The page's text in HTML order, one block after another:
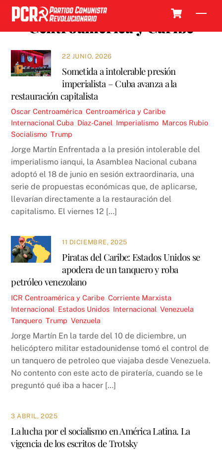
Skip
contentCentroamérica y Caribe
22 JUNIO, 2026
Sometida a intolerable presión
imperialista – Cuba avanza a la
restauración capitalista
Oscar Centroamérica ,Centroamérica y Caribe
Internacional Cuba Díaz-Canel Imperialismo Marcos Rubio
Socialismo ,Trump
Jorge Martín Enfrentada a la presión intolerable del
imperialismo ianqui, la Asamblea Nacional cubana
adoptó el 18 de junio en sesión extraordinaria, una
serie de propuestas económicas que, de aplicarse,
llevarían directamente a la restauración del
capitalismo. El viernes 12 […]
11 DICIEMBRE, 2025
Piratas del Caribe: Estados Unidos se
apodera de un tanquero y roba
petróleo venezolano
ICR Centroamérica y Caribe ,Corriente Marxista
Internacional Estados Unidos Internacional ,Venezuela
Tanquero ,Trump ,Venzuela
Jorge Martín En la tarde del 10 de diciembre, un
helicóptero militar estadounidense tomó el control de
un tanquero de petroleo que viajaba desde Venezuela.
No contento con este acto de piratería, cuando se le
preguntó qué iba a hacer […]
3 ABRIL, 2025
La lucha por el socialismo en América Latina. La
vigencia de los escritos de Trotsky